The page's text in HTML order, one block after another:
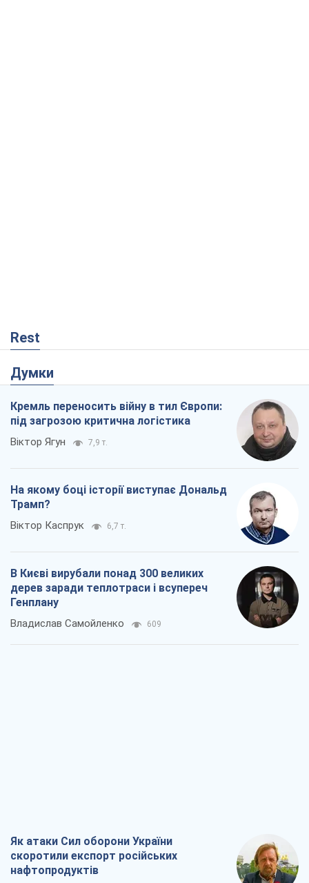
Rest
Думки
Кремль переносить війну в тил Європи:
під загрозою критична логістика
Віктор Ягун 7,9 т.
На якому боці історії виступає Дональд
Трамп?
Віктор Каспрук 6,7 т.
В Києві вирубали понад 300 великих
дерев заради теплотраси і всупереч
Генплану
Владислав Самойленко 609
Як атаки Сил оборони України
скоротили експорт російських
нафтопродуктів